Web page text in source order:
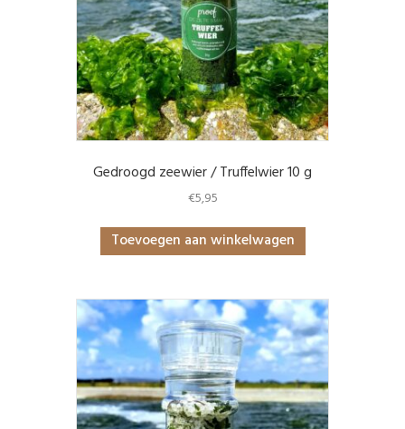
Gedroogd zeewier / Truffelwier 10 g
€5,95
Toevoegen aan winkelwagen